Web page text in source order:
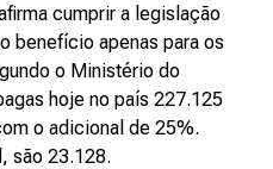
cumprir a legislação
benefício apenas para os
o Ministério do
hoje no país 227.125
o adicional de 25%.
são 23.128.